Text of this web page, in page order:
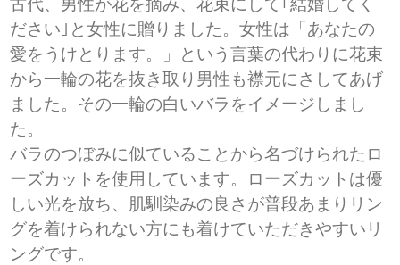
古代、男性が花を摘み、花束にして｢結婚してく
ださい｣と女性に贈りました。女性は「あなたの
愛をうけとります。」という言葉の代わりに花束
から一輪の花を抜き取り男性も襟元にさしてあげ
ました。その一輪の白いバラをイメージしまし
た。
バラのつぼみに似ていることから名づけられたロ
ーズカットを使用しています。ローズカットは優
しい光を放ち、肌馴染みの良さが普段あまりリン
グを着けられない方にも着けていただきやすいリ
ングです。